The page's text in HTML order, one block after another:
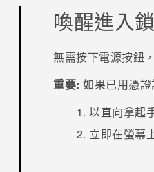
喚醒進入
無需按下電源按鈕
重要: 如果已用憑證
以直向拿起
立即在螢幕